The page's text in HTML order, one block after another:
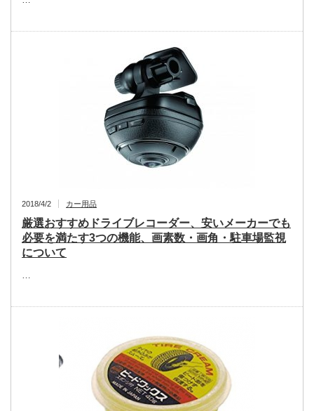
2018/4/2 カー用品
厳選おすすめドライブレコーダー、安いメーカーでも
必要を満たす3つの機能、画素数・画角・駐車場監視
について
…